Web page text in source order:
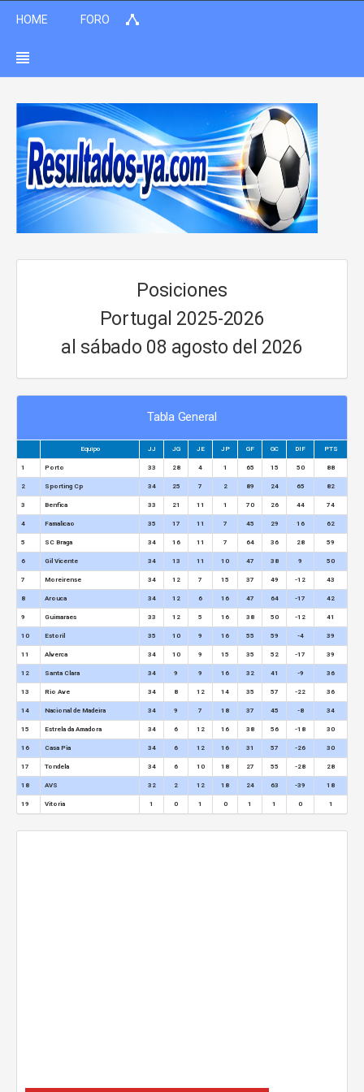
HOME FORO
Posiciones
Portugal 2025-2026
al sábado 08 agosto del 2026
Tabla General
Equipo JJ JG JE JP GF GC DIF PTS
1 Porto 33 28 4 1 65 15 50 88
2 Sporting Cp 34 25 7 2 89 24 65 82
3 Benfica 33 21 11 1 70 26 44 74
4 Famalicao 35 17 11 7 45 29 16 62
5 SC Braga 34 16 11 7 64 36 28 59
6 Gil Vicente 34 13 11 10 47 38 9 50
7 Moreirense 34 12 7 15 37 49 -12 43
8 Arouca 34 12 6 16 47 64 -17 42
9 Guimaraes 33 12 5 16 38 50 -12 41
10 Estoril 35 10 9 16 55 59 -4 39
11 Alverca 34 10 9 15 35 52 -17 39
12 Santa Clara 34 9 9 16 32 41 -9 36
13 Rio Ave 34 8 12 14 35 57 -22 36
14 Nacional de Madeira 34 9 7 18 37 45 -8 34
15 Estrela da Amadora 34 6 12 16 38 56 -18 30
16 Casa Pia 34 6 12 16 31 57 -26 30
17 Tondela 34 6 10 18 27 55 -28 28
18 AVS 32 2 12 18 24 63 -39 18
19 Vitoria 1 0 1 0 1 1 0 1